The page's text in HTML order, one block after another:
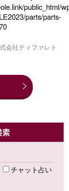
public_html/
parts/parts-
会社ティファレト
索
チャット占い